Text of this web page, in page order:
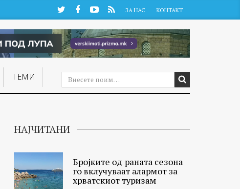
TwitterFacebookYouTube
RSS ЗА НАС КОНТАКТ
ТЕМИ
НАЈЧИТАНИ
Бројките од раната сезона
го вклучуваат алармот за
хрватскиот туризам